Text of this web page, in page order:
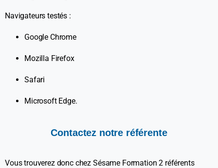
Navigateurs testés :
Google Chrome
Mozilla Firefox
Safari
Microsoft Edge.
Contactez notre référente
Vous trouverez donc chez Sésame Formation 2 référents